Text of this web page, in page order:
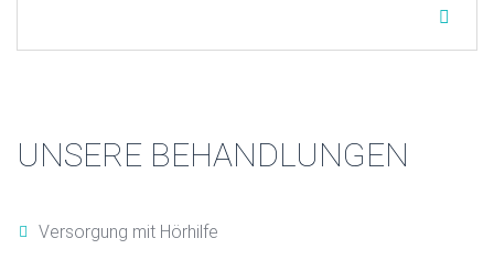
UNSERE BEHANDLUNGEN
Versorgung mit Hörhilfe